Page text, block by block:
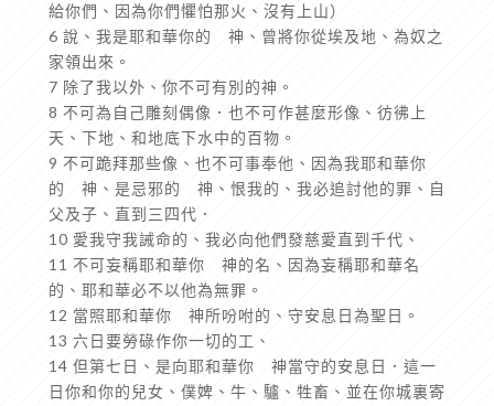
給你們、因為你們懼怕那火、沒有上山）
6 說、我是耶和華你的 神、曾將你從埃及地、為奴之
家領出來。
7 除了我以外、你不可有別的神。
8 不可為自己雕刻偶像．也不可作甚麼形像、彷彿上
天、下地、和地底下水中的百物。
9 不可跪拜那些像、也不可事奉他、因為我耶和華你
的 神、是忌邪的 神、恨我的、我必追討他的罪、自
父及子、直到三四代．
10 愛我守我誡命的、我必向他們發慈愛直到千代、
11 不可妄稱耶和華你 神的名、因為妄稱耶和華名
的、耶和華必不以他為無罪。
12 當照耶和華你 神所吩咐的、守安息日為聖日。
13 六日要勞碌作你一切的工、
14 但第七日、是向耶和華你 神當守的安息日．這一
日你和你的兒女、僕婢、牛、驢、牲畜、並在你城裏寄